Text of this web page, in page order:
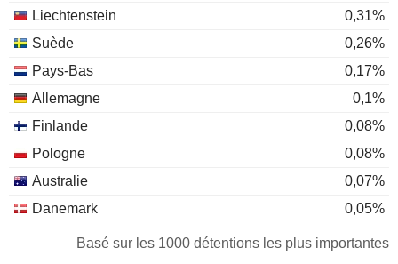
Liechtenstein
0,31%
Suède
0,26%
Pays-Bas
0,17%
Allemagne
0,1%
Finlande
0,08%
Pologne
0,08%
Australie
0,07%
Danemark
0,05%
0,05%
Basé sur les 1000 détentions les plus importantes